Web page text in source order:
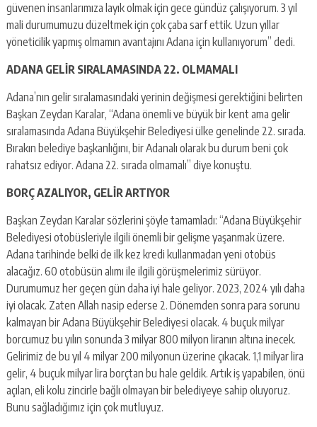
güvenen insanlarımıza layık olmak için gece gündüz çalışıyorum. 3 yıl
mali durumumuzu düzeltmek için çok çaba sarf ettik. Uzun yıllar
yöneticilik yapmış olmamın avantajını Adana için kullanıyorum” dedi.
ADANA GELİR SIRALAMASINDA 22. OLMAMALI
Adana’nın gelir sıralamasındaki yerinin değişmesi gerektiğini belirten
Başkan Zeydan Karalar, “Adana önemli ve büyük bir kent ama gelir
sıralamasında Adana Büyükşehir Belediyesi ülke genelinde 22. sırada.
Bırakın belediye başkanlığını, bir Adanalı olarak bu durum beni çok
rahatsız ediyor. Adana 22. sırada olmamalı” diye konuştu.
BORÇ AZALIYOR, GELİR ARTIYOR
Başkan Zeydan Karalar sözlerini şöyle tamamladı: “Adana Büyükşehir
Belediyesi otobüsleriyle ilgili önemli bir gelişme yaşanmak üzere.
Adana tarihinde belki de ilk kez kredi kullanmadan yeni otobüs
alacağız. 60 otobüsün alımı ile ilgili görüşmelerimiz sürüyor.
Durumumuz her geçen gün daha iyi hale geliyor. 2023, 2024 yılı daha
iyi olacak. Zaten Allah nasip ederse 2. Dönemden sonra para sorunu
kalmayan bir Adana Büyükşehir Belediyesi olacak. 4 buçuk milyar
borcumuz bu yılın sonunda 3 milyar 800 milyon liranın altına inecek.
Gelirimiz de bu yıl 4 milyar 200 milyonun üzerine çıkacak. 1,1 milyar lira
gelir, 4 buçuk milyar lira borçtan bu hale geldik. Artık iş yapabilen, önü
açılan, eli kolu zincirle bağlı olmayan bir belediyeye sahip oluyoruz.
Bunu sağladığımız için çok mutluyuz.